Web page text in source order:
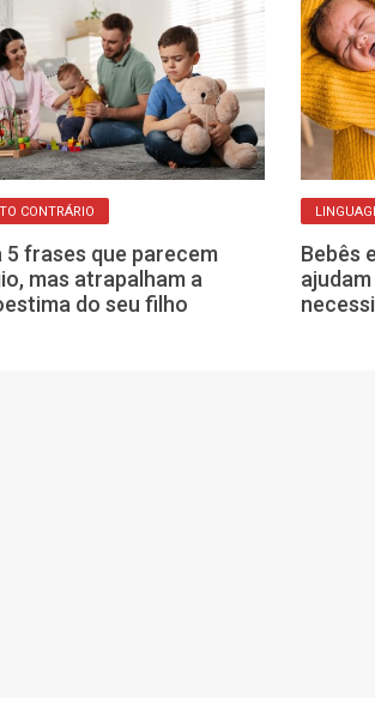
CONTRÁRIO
5 frases que parecem
mas atrapalham a
do seu filho
Bebês